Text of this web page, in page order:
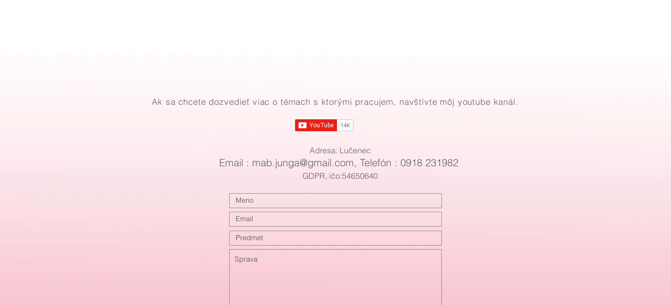
Ak sa chcete dozvedieť viac o témach s ktorými pracujem, navštívte môj youtube kanál.
Adresa: Lučenec
Email : mab.junga@gmail.com, Telefón : 0918 231982
GDPR, ičo:54650640